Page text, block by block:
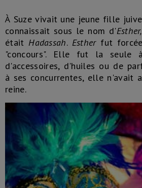
À Suze vivait une jeune fille
connaissait sous le nom d'Esther,
était Hadassah. Esther fut
"concours". Elle fut la seule
d'accessoires, d'huiles ou de
à ses concurrentes, elle n'avait
reine.